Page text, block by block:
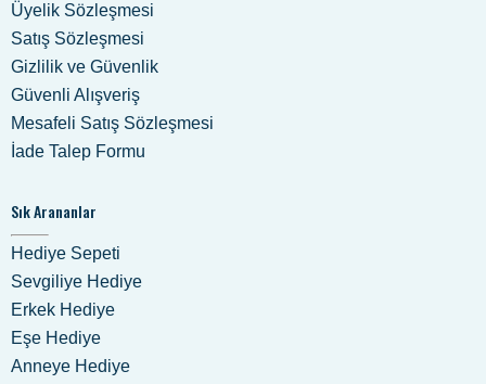
Üyelik Sözleşmesi
Satış Sözleşmesi
Gizlilik ve Güvenlik
Güvenli Alışveriş
Mesafeli Satış Sözleşmesi
İade Talep Formu
Sık Arananlar
Hediye Sepeti
Sevgiliye Hediye
Erkek Hediye
Eşe Hediye
Anneye Hediye